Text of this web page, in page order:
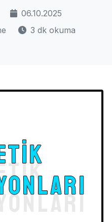
06.10.2025
3 dk okuma